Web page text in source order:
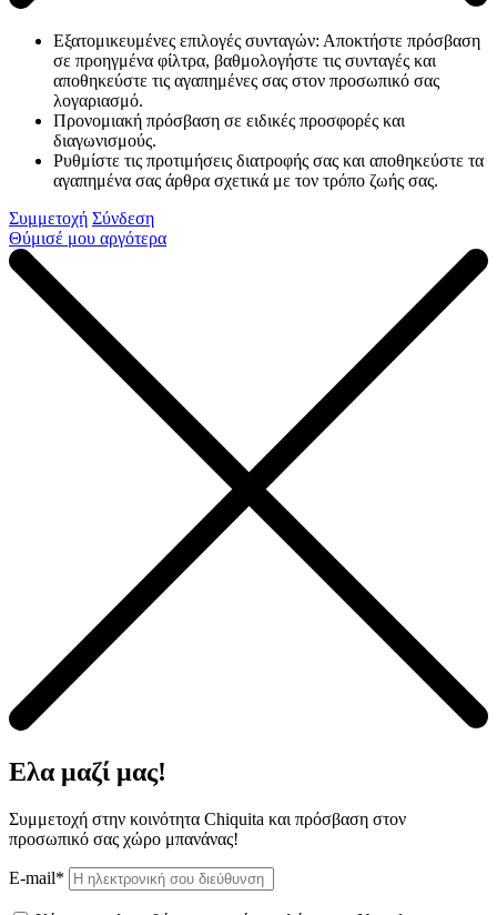
Εξατομικευμένες επιλογές συνταγών: Αποκτήστε πρόσβαση
σε προηγμένα φίλτρα, βαθμολογήστε τις συνταγές και
αποθηκεύστε τις αγαπημένες σας στον προσωπικό σας
λογαριασμό.
Προνομιακή πρόσβαση σε ειδικές προσφορές και
διαγωνισμούς.
Ρυθμίστε τις προτιμήσεις διατροφής σας και αποθηκεύστε τα
αγαπημένα σας άρθρα σχετικά με τον τρόπο ζωής σας.
Συμμετοχή Σύνδεση
Θύμισέ μου αργότερα
Ελα μαζί μας!
Συμμετοχή στην κοινότητα Chiquita και πρόσβαση στον
προσωπικό σας χώρο μπανάνας!
E-mail*